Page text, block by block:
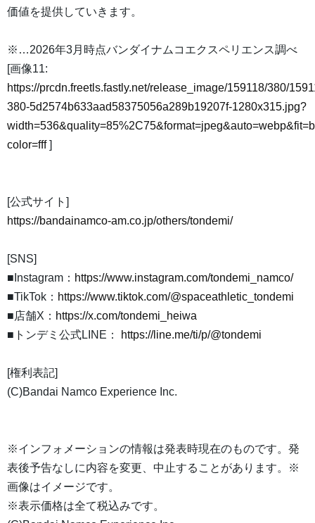
価値を提供していきます。
※…2026年3月時点バンダイナムコエクスペリエンス調べ
[画像11:
https://prcdn.freetls.fastly.net/release_image/159118/380/
380-5d2574b633aad58375056a289b19207f-1280x315.jpg?
color=fff]
[公式サイト]
https://bandainamco-am.co.jp/others/tondemi/
[SNS]
■Instagram： https://www.instagram.com/tondemi_namco/
■TikTok： https://www.tiktok.com/@spaceathletic_tondemi
■店舗X： https://x.com/tondemi_heiwa
■トンデミ公式LINE：
https://line.me/ti/p/@tondemi
[権利表記]
(C)Bandai Namco Experience Inc.
※インフォメーションの情報は発表時現在のものです。発
表後予告なしに内容を変更、中止することがあります。※
画像はイメージです。
※表示価格は全て税込みです。